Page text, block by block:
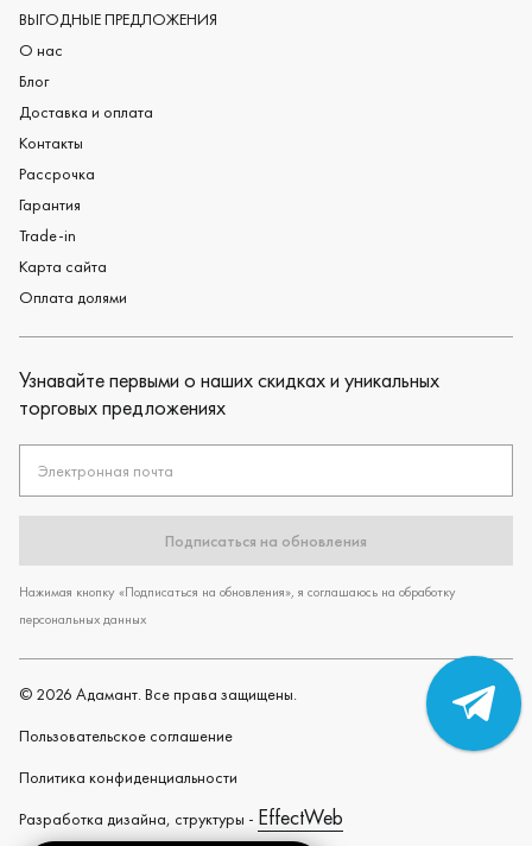
Черные обручальные кольца
ВЫГОДНЫЕ ПРЕДЛОЖЕНИЯ
О нас
Блог
Доставка и оплата
Контакты
Рассрочка
Гарантия
Trade-in
Карта сайта
Оплата долями
Узнавайте первыми о наших скидках и уникальных
торговых предложениях
Электронная почта
Подписаться на обновления
Нажимая кнопку «Подписаться на обновления», я соглашаюсь на обработку
персональных данных
© 2026 Адамант. Все права защищены.
Пользовательское cоглашение
Политика конфиденциальности
Разработка дизайна, структуры - EffectWeb